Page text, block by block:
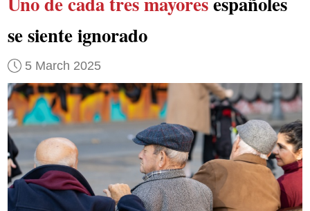
se siente ignorado
5 March 2025